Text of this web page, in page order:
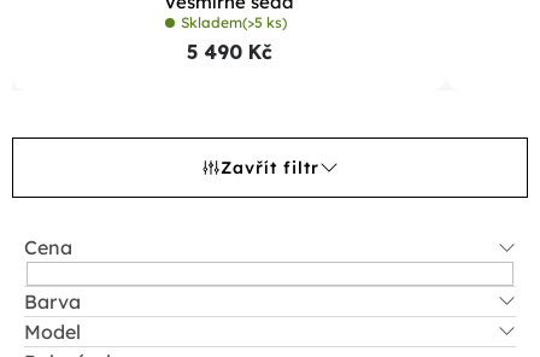
Skladem(>5 ks)
5 490 Kč
Zavřít filtr
Cena
Barva
Model